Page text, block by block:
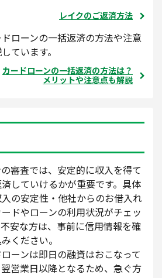
レイクのご返済方法
ローンの一括返済の方法や注意
ています。
カードローンの一括返済の方法は？
メリットや注意点も解説
審査では、安定的に収入を得て
していけるかが重要です。具体
の安定性・他社からのお借入れ
ドやローンの利用状況がチェッ
安な方は、事前に信用情報を確
ください。
ーンは即日の融資はおこなって
営業日以降となるため、急ぐ方